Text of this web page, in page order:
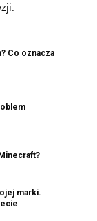
Co oznacza
marki.